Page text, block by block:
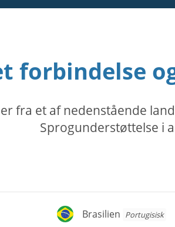
forbindelse
fra et af nedenstående
Sprogunderstøttelse i
Brasilien
Brasilien Portugisisk